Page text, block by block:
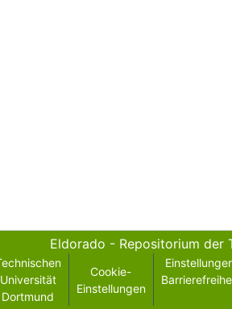
Eldorado - Repositorium der
Universität
Dortmund
Cookie-
Einstellungen